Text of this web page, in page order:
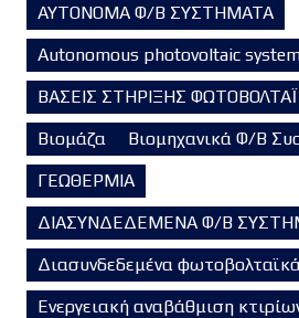
ΑΥΤΟΝΟΜΑ Φ/Β ΣΥΣΤΗΜΑΤΑ
Autonomous photovoltaic
ΒΑΣΕΙΣ ΣΤΗΡΙΞΗΣ
Βιομάζα
Βιομηχανικά Φ/Β
ΓΕΩΘΕΡΜΙΑ
ΔΙΑΣΥΝΔΕΔΕΜΕΝΑ Φ/Β
Διασυνδεδεμένα
Ενεργειακή αναβάθμιση